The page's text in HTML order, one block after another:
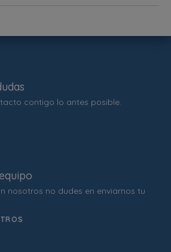
contigo lo antes posible.
nosotros no dudes en enviarnos tu